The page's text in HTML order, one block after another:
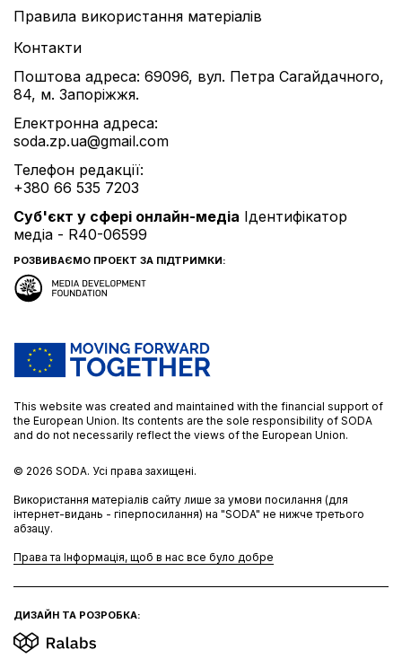
Правила використання матеріалів
Контакти
Поштова адреса: 69096, вул. Петра Сагайдачного,
84, м. Запоріжжя.
Електронна адреса:
soda.zp.ua@gmail.com
Телефон редакції:
+380 66 535 7203
Cуб'єкт у сфері онлайн-медіа Ідентифікатор
медіа - R40-06599
РОЗВИВАЄМО ПРОЕКТ ЗА ПІДТРИМКИ:
This website was created and maintained with the financial support of
the European Union. Its contents are the sole responsibility of SODA
and do not necessarily reflect the views of the European Union.
© 2026 SODA. Усі права захищені.
Використання матеріалів сайту лише за умови посилання (для
інтернет-видань - гіперпосилання) на "SODA" не нижче третього
абзацу.
Права та Інформація, щоб в нас все було добре
ДИЗАЙН ТА РОЗРОБКА: